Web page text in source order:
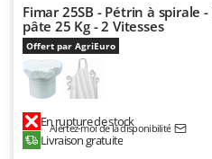
ZGrills
Zodiac
Zomax
Fimar 25SB - Pétrin à spirale
pâte 25 Kg - 2 Vitesses
Offert par AgriEuro
En rupture de stock
Alertez-moi de la disponibilité
Livraison gratuite